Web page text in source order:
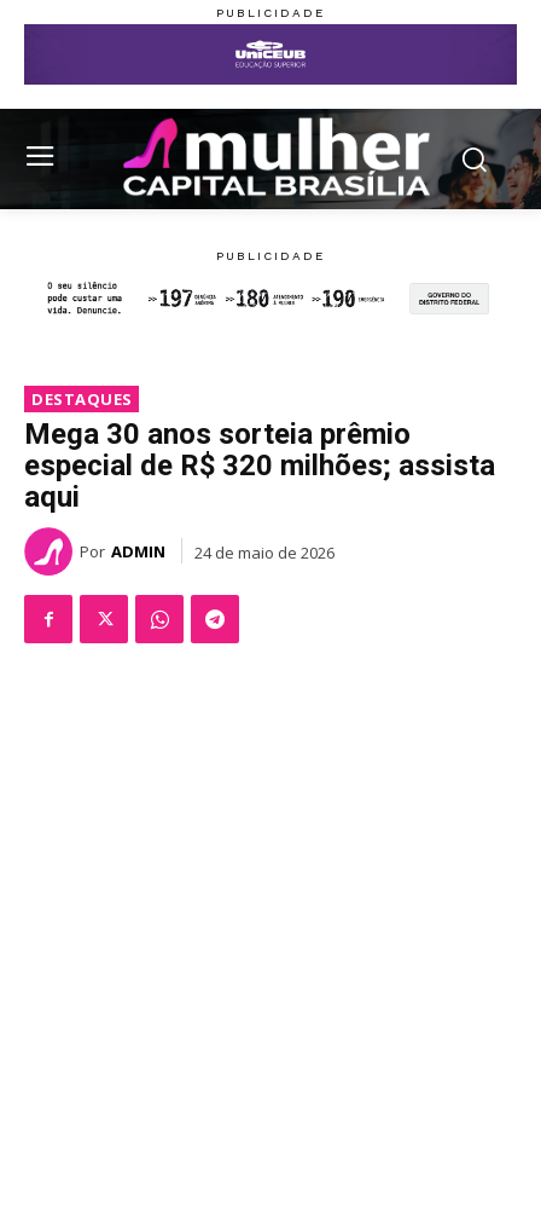
DESTAQUES
Mega 30 anos sorteia prêmio
especial de R$ 320 milhões; assista
aqui
Por ADMIN 24 de maio de 2026